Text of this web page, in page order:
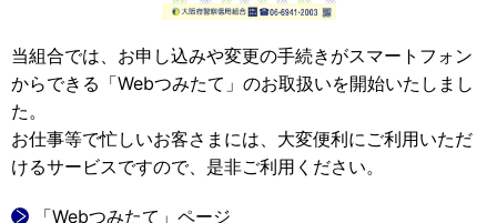
当組合では、お申し込みや変更の手続きがスマートフォン
からできる「Webつみたて」のお取扱いを開始いたしまし
た。
お仕事等で忙しいお客さまには、大変便利にご利用いただ
けるサービスですので、是非ご利用ください。
「Webつみたて」ページ